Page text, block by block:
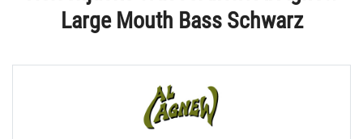
Large Mouth Bass Schwarz